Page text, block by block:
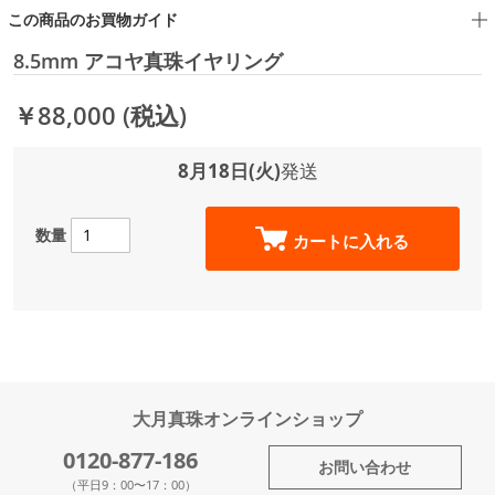
この商品のお買物ガイド
8.5mm アコヤ真珠イヤリング
￥88,000 (税込)
8月18日(火)発送
数量 カートに入れる
大月真珠オンラインショップ
0120-877-186
（平日9：00〜17：00）
お問い合わせ